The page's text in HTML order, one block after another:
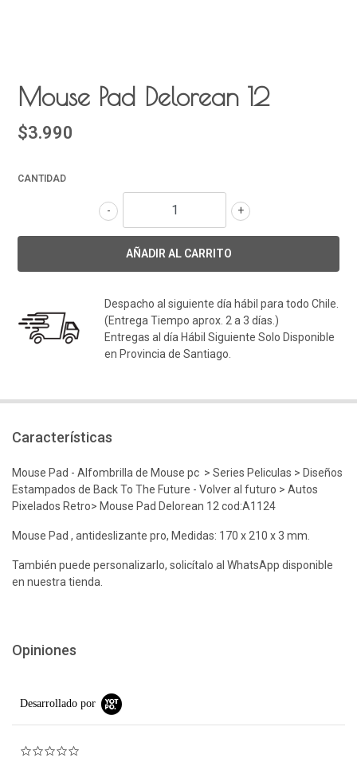
Mouse Pad Delorean 12
$3.990
CANTIDAD
+
-
Despacho al siguiente día hábil para todo Chile.
(Entrega Tiempo aprox. 2 a 3 días.)
Entregas al día Hábil Siguiente Solo Disponible
en Provincia de Santiago.
Características
Mouse Pad - Alfombrilla de Mouse pc > Series Peliculas > Diseños
Estampados de Back To The Future - Volver al futuro > Autos
Pixelados Retro> Mouse Pad Delorean 12 cod:A1124
Mouse Pad , antideslizante pro, Medidas: 170 x 210 x 3 mm.
También puede personalizarlo, solicítalo al WhatsApp disponible
en nuestra tienda.
Opiniones
Desarrollado por